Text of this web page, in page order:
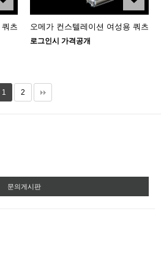
츠 오메가 컨스텔레이션 여성용 쿼츠
로그인시 가격공개
1 2
문의게시판